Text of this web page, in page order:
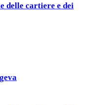
delle cartiere e dei